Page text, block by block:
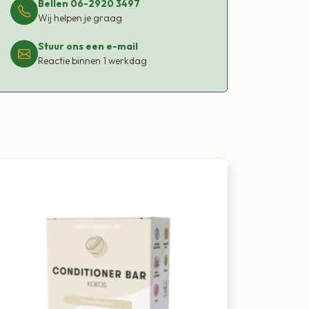
Bellen 06-2920 3497
Wij helpen je graag
Stuur ons een e-mail
Reactie binnen 1 werkdag